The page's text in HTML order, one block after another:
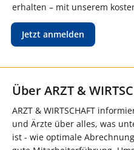
erhalten – mit unserem
Jetzt anmelden
Über ARZT &
ARZT & WIRTSCHAFT
und Ärzte über alles, was
ist - wie optimale